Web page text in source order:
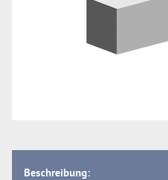
Beschreibung: